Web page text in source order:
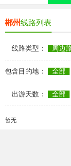
郴州线路列表
线路类型： 周边
包含目的地： 全部
出游天数： 全部
暂无